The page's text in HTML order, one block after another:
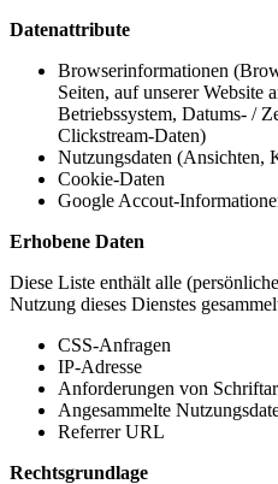
Datenattribute
Browserinformationen
Seiten, auf unserer Website
Betriebssystem, Datums- /
Clickstream-Daten)
Nutzungsdaten (Ansichten,
Cookie-Daten
Google Accout-
Erhobene Daten
Diese Liste enthält alle
Nutzung dieses Dienstes
CSS-Anfragen
IP-Adresse
Anforderungen von
Angesammelte
Referrer URL
Rechtsgrundlage